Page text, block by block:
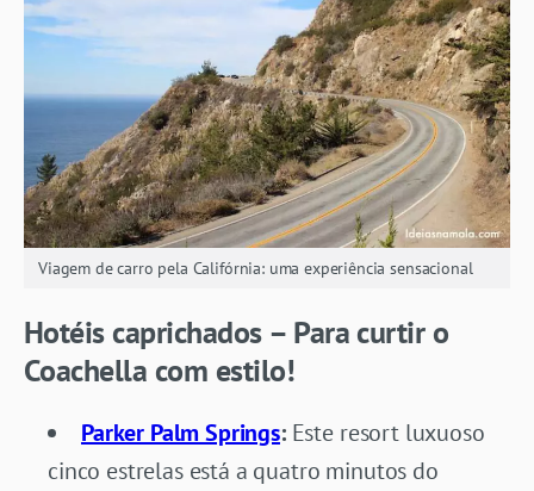
Viagem de carro pela Califórnia: uma experiência sensacional
Hotéis caprichados – Para curtir o
Coachella com estilo!
Parker Palm Springs:Este resort luxuoso
cinco estrelas está a quatro minutos do